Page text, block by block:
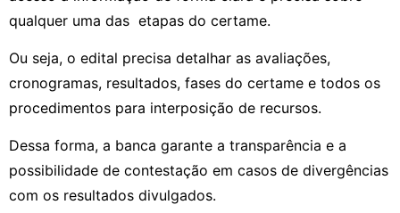
qualquer uma das etapas do certame.
Ou seja, o edital precisa detalhar as avaliações,
cronogramas, resultados, fases do certame e todos os
procedimentos para interposição de recursos.
Dessa forma, a banca garante a transparência e a
possibilidade de contestação em casos de divergências
com os resultados divulgados.